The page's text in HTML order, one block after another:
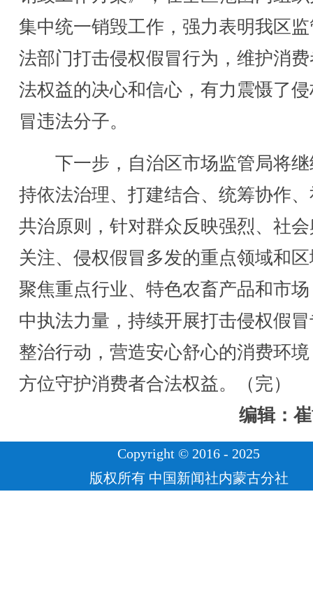
集中统一销毁工作，强力表明我区
法部门打击侵权假冒行为，维护消
法权益的决心和信心，有力震慑了
冒违法分子。
下一步，自治区市场监管局将继
持依法治理、打建结合、统筹协作
共治原则，针对群众反映强烈、社
关注、侵权假冒多发的重点领域和
聚焦重点行业、特色农畜产品和市
中执法力量，持续开展打击侵权假
整治行动，营造安心舒心的消费环
方位守护消费者合法权益。（完）
编辑：
Copyright © 2016 - 2025
版权所有 中国新闻社内蒙古分社